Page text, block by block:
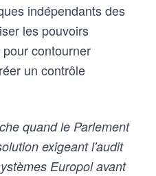
indépendants des
les pouvoirs
contourner
un contrôle
quand le Parlement
exigeant l'audit
Europol avant